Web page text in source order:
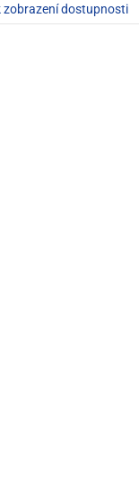
zobrazení dostupnosti